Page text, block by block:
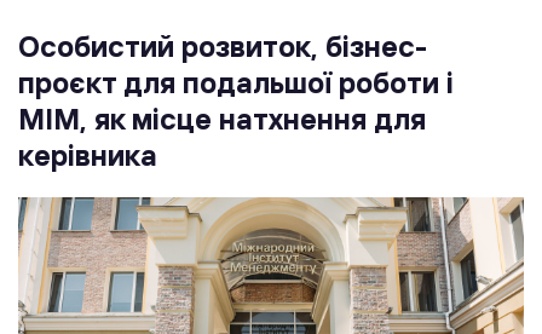
Особистий розвиток, бізнес-
проєкт для подальшої роботи і
МІМ, як місце натхнення для
керівника